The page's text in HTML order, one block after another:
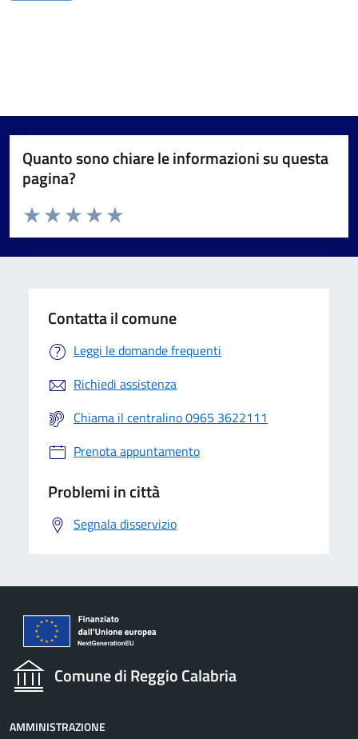
Quanto sono chiare le informazioni su questa
pagina?
Valuta da 1 a 5 stelle la pagina
Valuta 5 stelle su 5
Valuta 4 stelle su 5
Valuta 3 stelle su 5
Valuta 2 stelle su 5
Valuta 1 stelle su 5
Contatta il comune
Leggi le domande frequenti
Richiedi assistenza
Chiama il centralino 0965 3622111
Prenota appuntamento
Problemi in città
Segnala disservizio
Comune di Reggio Calabria
AMMINISTRAZIONE